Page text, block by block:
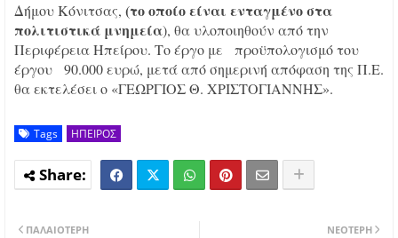
Δήμου Κόνιτσας, (το οποίο είναι ενταγμένο στα
πολιτιστικά μνημεία), θα υλοποιηθούν από την
Περιφέρεια Ηπείρου. Το έργο με προϋπολογισμό του
έργου 90.000 ευρώ, μετά από σημερινή απόφαση της Π.Ε.
θα εκτελέσει ο «ΓΕΩΡΓΙΟΣ Θ. ΧΡΙΣΤΟΓΙΑΝΝΗΣ».
Tags ΗΠΕΙΡΟΣ
ΝΕΌΤΕΡΗ
ΠΑΛΑΙΌΤΕΡΗ